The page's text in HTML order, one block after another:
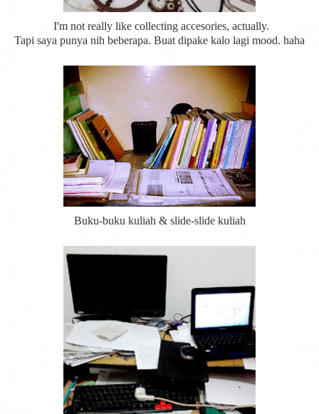
I'm not really like collecting accesories, actually.
Tapi saya punya nih beberapa. Buat dipake kalo lagi mood. haha
Buku-buku kuliah & slide-slide kuliah